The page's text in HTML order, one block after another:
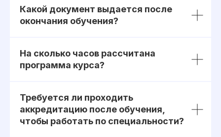
Какой документ выдается после
окончания обучения?
На сколько часов рассчитана
программа курса?
Требуется ли проходить
аккредитацию после обучения,
чтобы работать по специальности?
info@kursmedik.ru
Профессиональная подготовка
Для биологов
Со средним образованием
Со средним образованием
С высшим образованием